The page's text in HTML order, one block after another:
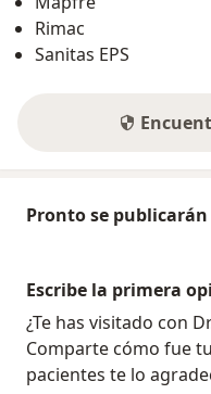
Rimac
Sanitas EPS
Pronto se
Escribe la primera
¿Te has visitado con
Comparte cómo fue
pacientes te lo